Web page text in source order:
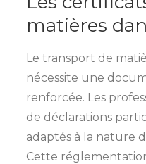
matières
Le transport de
nécessite une
renforcée. Les
de déclarations
adaptés à la nature
Cette